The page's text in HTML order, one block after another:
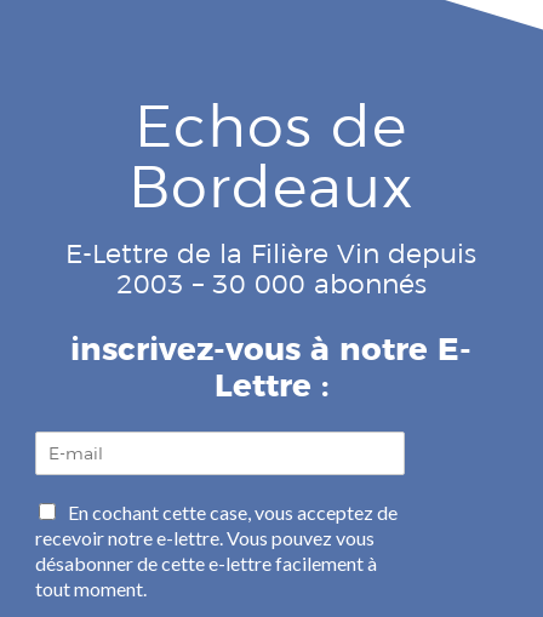
Echos de
Bordeaux
E-Lettre de la Filière Vin depuis
2003 – 30 000 abonnés
inscrivez-vous à notre E-
Lettre :
a
i
l
*
C
a
s
e
En cochant cette case, vous acceptez de
recevoir notre e-lettre. Vous pouvez vous
désabonner de cette e-lettre facilement à
tout moment.